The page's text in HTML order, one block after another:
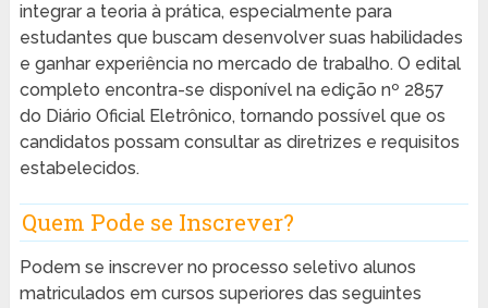
integrar a teoria à prática, especialmente para
estudantes que buscam desenvolver suas habilidades
e ganhar experiência no mercado de trabalho. O edital
completo encontra-se disponível na edição nº 2857
do Diário Oficial Eletrônico, tornando possível que os
candidatos possam consultar as diretrizes e requisitos
estabelecidos.
Quem Pode se Inscrever?
Podem se inscrever no processo seletivo alunos
matriculados em cursos superiores das seguintes